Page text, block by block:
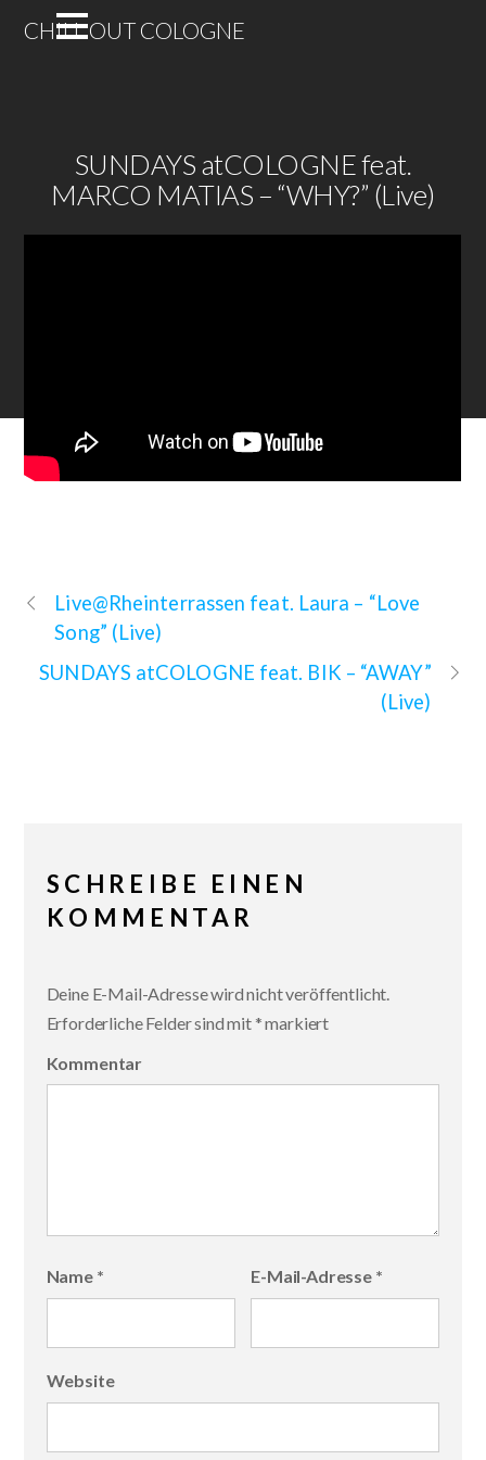
CHILL OUT COLOGNE
SUNDAYS atCOLOGNE feat.
MARCO MATIAS – “WHY?” (Live)
Live@Rheinterrassen feat. Laura – “Love
Song” (Live)
SUNDAYS atCOLOGNE feat. BIK – “AWAY”
(Live)
SCHREIBE EINEN
KOMMENTAR
Deine E-Mail-Adresse wird nicht veröffentlicht.
Erforderliche Felder sind mit *markiert
Kommentar
Name * E-Mail-Adresse *
Website